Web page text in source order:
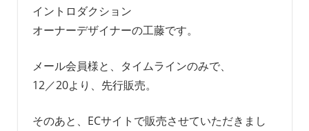
イントロダクション
オーナーデザイナーの工藤です。
メール会員様と、タイムラインのみで、
12／20より、先行販売。
そのあと、ECサイトで販売させていただきまし